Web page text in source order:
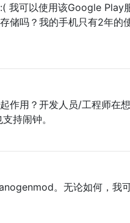
我可以使用该Google Play
储吗？我的手机只有2年的
作用？开发人员/工程师在
持闹钟。
。无论如何，我